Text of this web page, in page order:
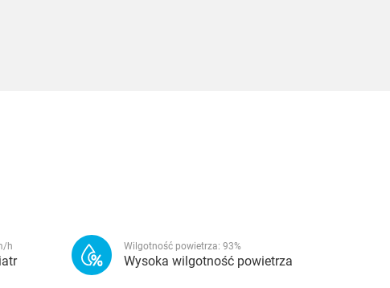
h Wilgotność powietrza: 93%
Wysoka wilgotność powietrza